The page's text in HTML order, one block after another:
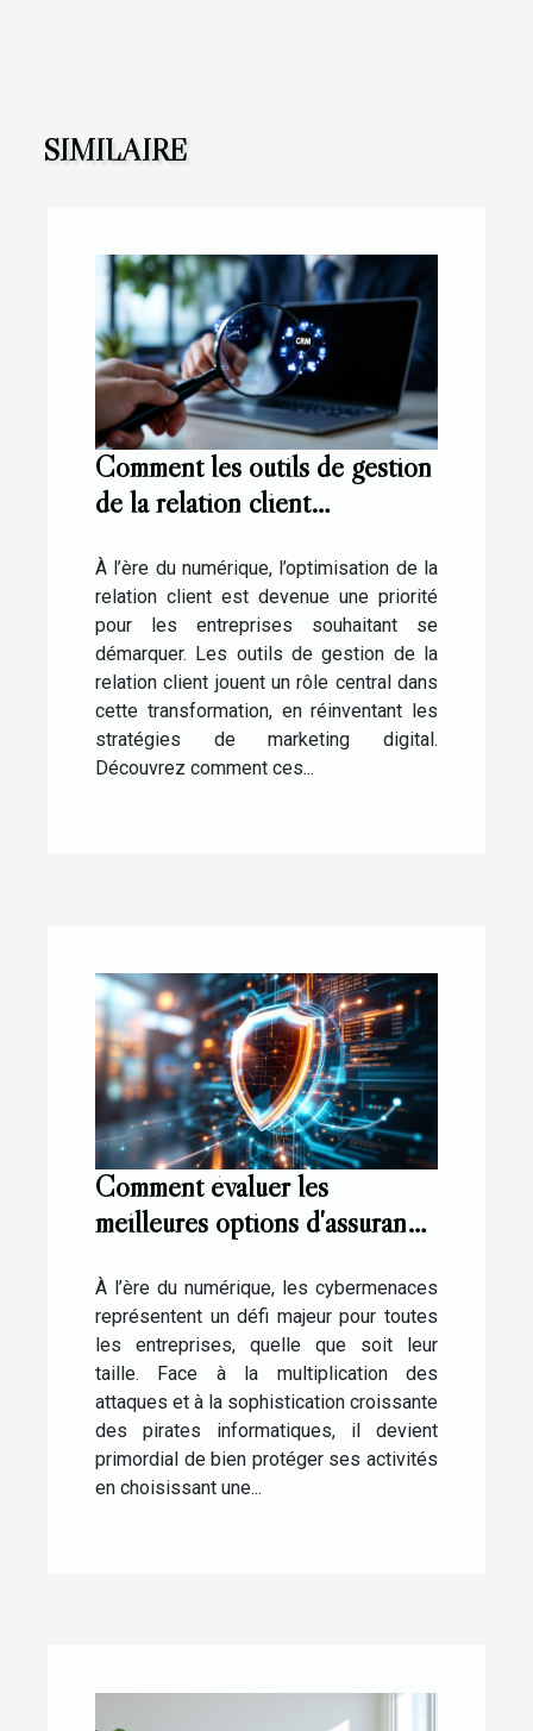
SIMILAIRE
Comment les outils de gestion
de la relation client
digital ?
À l’ère du numérique, l’optimisation de la
relation client est devenue une priorité
pour les entreprises souhaitant se
démarquer. Les outils de gestion de la
relation client jouent un rôle central dans
cette transformation, en réinventant les
stratégies de marketing digital.
Découvrez comment ces...
Comment évaluer les
meilleures options d'assurance
À l’ère du numérique, les cybermenaces
représentent un défi majeur pour toutes
les entreprises, quelle que soit leur
taille. Face à la multiplication des
attaques et à la sophistication croissante
des pirates informatiques, il devient
primordial de bien protéger ses activités
en choisissant une...